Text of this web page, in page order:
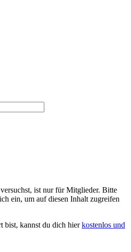
ist nur für Mitglieder. Bitte
ein, um auf diesen Inhalt zugreifen
bist, kannst du dich hierkostenlos und